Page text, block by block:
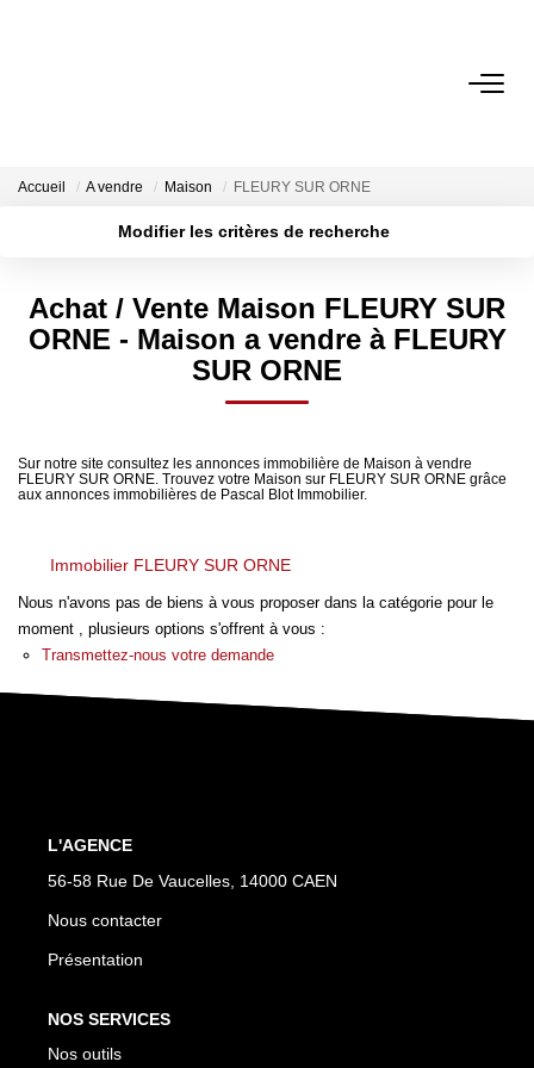
ACHETER
VENDRE
NOTRE AGENCE
Qui Sommes-Nous
Notre Équipe
Nos Avis
OUTILS DE CALCUL
Montant Des Frais De Notaire
Accueil A vendre Maison FLEURY SUR ORNE
Modifier les critères de recherche
Plus de critères Créer une alerte
Achat / Vente Maison FLEURY SUR
ORNE - Maison a vendre à FLEURY
SUR ORNE
Sur notre site consultez les annonces immobilière de Maison à vendre
FLEURY SUR ORNE. Trouvez votre Maison sur FLEURY SUR ORNE grâce
aux annonces immobilières de Pascal Blot Immobilier.
Immobilier FLEURY SUR ORNE
Nous n'avons pas de biens à vous proposer dans la catégorie pour le
moment , plusieurs options s'offrent à vous :
Transmettez-nous votre demande
L'AGENCE
56-58 Rue De Vaucelles, 14000 CAEN
Nous contacter
Présentation
NOS SERVICES
Nos outils